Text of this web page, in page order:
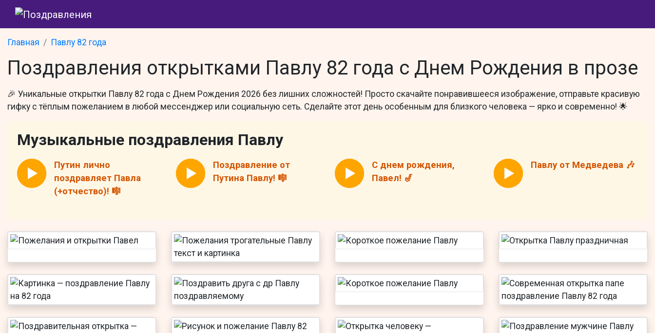
Главная Павлу 82 года
Поздравления открытками Павлу 82 года с Днем Рождения в прозе
🎉 Уникальные открытки Павлу 82 года с Днем Рождения 2026 без лишних сложностей! Просто скачайте понравившееся изображение, отправьте красивую
гифку с тёплым пожеланием в любой мессенджер или социальную сеть. Сделайте этот день особенным для близкого человека — ярко и современно! 🌟
Музыкальные поздравления Павлу
Путин лично
поздравляет Павла
(+отчество)! 🎼
Поздравление от
Путина Павлу! 🎼
С днем рождения,
Павел! 🎷
Павлу от Медведева 🎶